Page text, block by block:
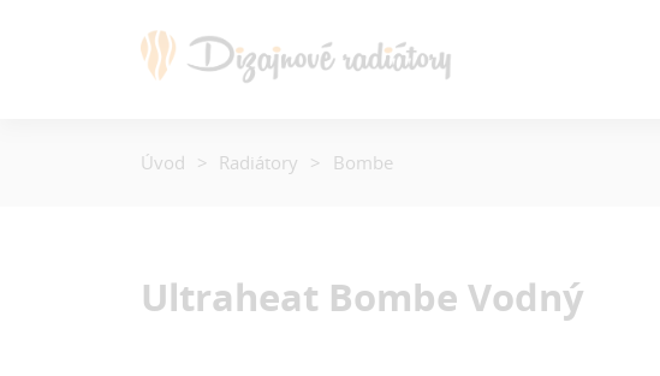
Ultraheat Bombe Vodný
Úvod Radiátory Bombe